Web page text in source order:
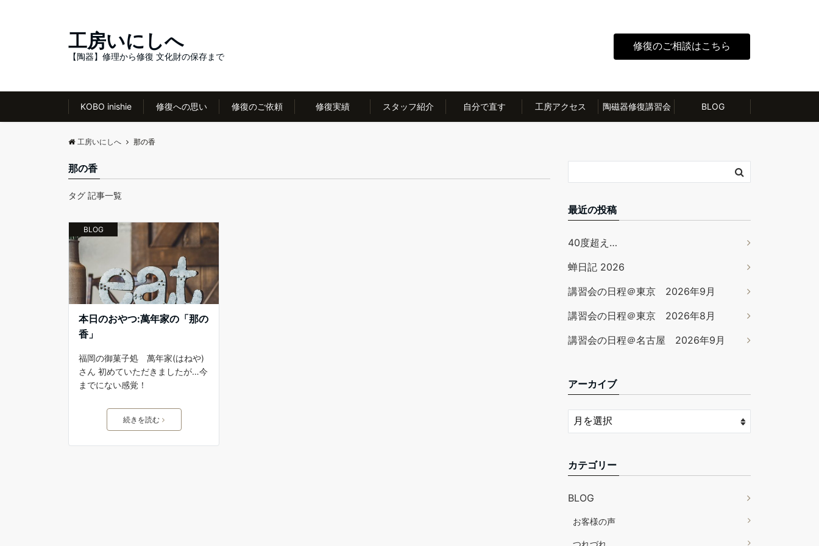
工房いにしへ
【陶器】修理から修復 文化財の保存まで
修復のご相談はこちら
KOBO inishie 修復への思い 修復のご依頼 修復実績 スタッフ紹介 自分で直す 工房アクセス 陶磁器修復講習会 BLOG
工房いにしへ 那の香
那の香
タグ 記事一覧
BLOG
本日のおやつ:萬年家の「那の
香」
福岡の御菓子処 萬年家(はねや)
さん 初めていただきましたが…今
までにない感覚！
続きを読む
最近の投稿
40度超え…
蝉日記 2026
講習会の日程＠東京 2026年9月
講習会の日程＠東京 2026年8月
講習会の日程＠名古屋 2026年9月
アーカイブ
カテゴリー
BLOG
お客様の声
つれづれ